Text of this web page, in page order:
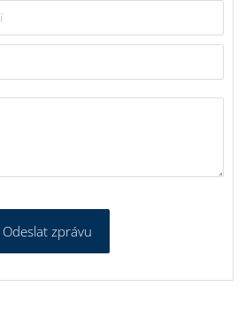
Odeslat zprávu